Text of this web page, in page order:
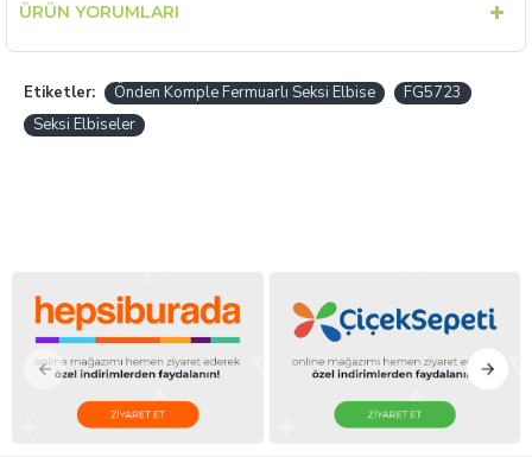
ÜRÜN YORUMLARI
Etiketler: Önden Komple Fermuarlı Seksi Elbise
FG5723
Seksi Elbiseler